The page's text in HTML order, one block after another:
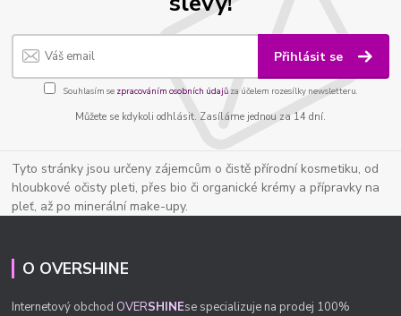
Přihlásit se
Souhlasím se zpracováním osobních údajůza účelem rozesílky newsletteru.
Můžete se kdykoli odhlásit. Zasíláme jednou za 14 dní.
Tyto stránky jsou určeny zájemcům o čistě přírodní kosmetiku, od
hloubkové očisty pleti, přes bio či organické krémy a přípravky na
pleť, až po minerální make-upy.
O OVERSHINE
Internetový obchod OVERSHINEse specializuje na prodej 100%